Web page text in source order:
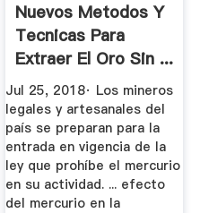
Nuevos Metodos Y
Tecnicas Para
Extraer El Oro Sin ...
Jul 25, 2018· Los mineros
legales y artesanales del
país se preparan para la
entrada en vigencia de la
ley que prohíbe el mercurio
en su actividad. ... efecto
del mercurio en la